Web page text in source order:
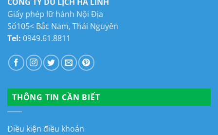
Giấy phép lữ hành Nội Địa
Số105< Bắc Nam, Thái Nguyên
Tel: 0949.61.8811
THÔNG TIN CẦN BIẾT
Điều kiện điều khoản